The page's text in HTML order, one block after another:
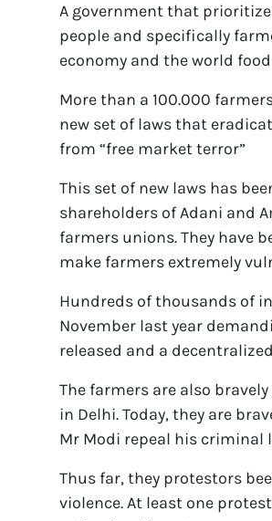
A government that
people and specifically
economy and the world
More than a 100.000
new set of laws that
from “free market terror”
This set of new laws has
shareholders of Adani and
farmers unions. They have
make farmers extremely
Hundreds of thousands of
November last year
released and a
The farmers are also
in Delhi. Today, they are
Mr Modi repeal his criminal
Thus far, they protestors
violence. At least one